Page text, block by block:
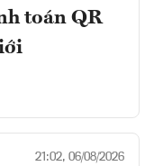
toán QR
21:02, 06/08/2026